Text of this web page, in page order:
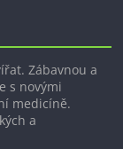
Zábavnou a
s novými
medicíně.
a